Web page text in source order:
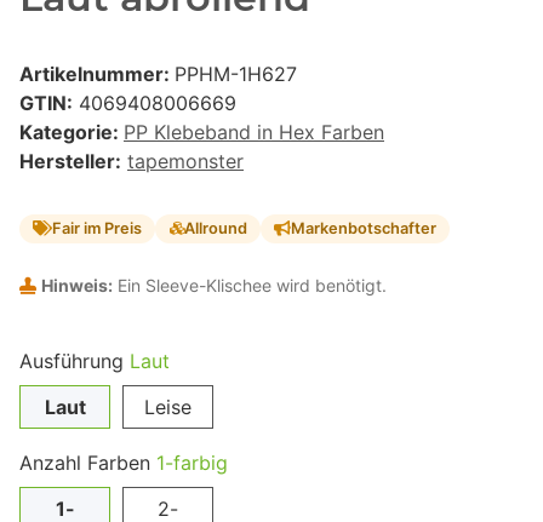
Artikelnummer: PPHM-1H627
GTIN: 4069408006669
Kategorie: PP Klebeband in Hex Farben
Hersteller: tapemonster
Fair im Preis Allround Markenbotschafter
Hinweis: Ein Sleeve-Klischee wird benötigt.
Ausführung Laut
Laut
Leise
Anzahl Farben 1-farbig
1-
2-